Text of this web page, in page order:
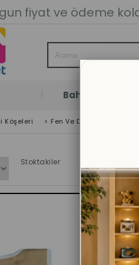
fiyat ve ödeme
Bahçe Oyun
Köşeleri > Fen Ve Doğa Köşesi
Stoktakiler